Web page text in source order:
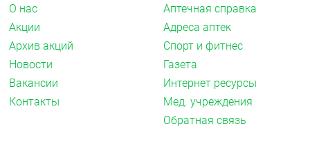
О нас
Акции
Архив акций
Новости
Вакансии
Контакты
Аптечная справка
Адреса аптек
Спорт и фитнес
Газета
Интернет ресурсы
Мед. учреждения
Обратная связь